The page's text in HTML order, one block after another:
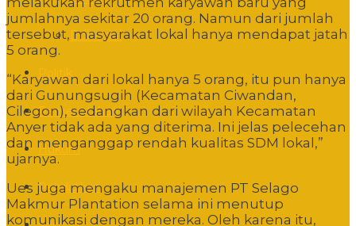
Editorial
Pemerintahan
Hukum
Pendidikan
jumlahnya sekitar 20 orang. Namun dari jumlah
tersebut, masyarakat lokal hanya mendapat jatah
5 orang.
“Karyawan dari lokal hanya 5 orang, itu pun hanya
dari Gunungsugih (Kecamatan Ciwandan,
Cilegon), sedangkan dari wilayah Kecamatan
Anyer tidak ada yang diterima. Ini jelas pelecehan
dan menganggap rendah kualitas SDM lokal,”
ujarnya.
Ues juga mengaku manajemen PT Selago
Makmur Plantation selama ini menutup
komunikasi dengan mereka. Oleh karena itu,